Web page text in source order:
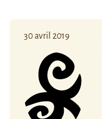
30 avril 2019